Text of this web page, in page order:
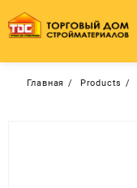
содержимому
Главная Products